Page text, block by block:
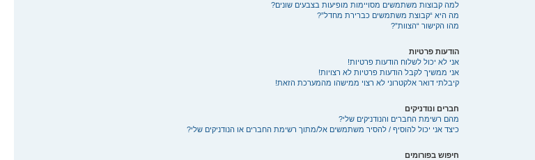
למה קבוצות משתמשים מסויימות מופיעות בצבעים שונים?
מה היא “קבוצת משתמשים כברירת מחדל”?
מהו הקישור “הצוות”?
הודעות פרטיות
אני לא יכול לשלוח הודעות פרטיות!
אני ממשיך לקבל הודעות פרטיות לא רצויות!
קיבלתי דואר אלקטרוני לא רצוי ממישהו מהמערכת הזאת!
חברים ונודניקים
מהם רשימת החברים והנודניקים שלי?
כיצד אני יכול להוסיף / להסיר משתמשים אל/מתוך רשימת החברים או הנודניקים שלי?
חיפוש בפורומים